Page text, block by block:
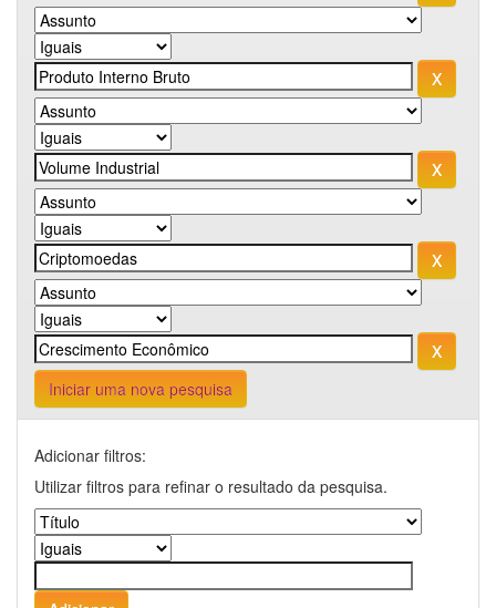
Iniciar uma nova pesquisa
Adicionar filtros:
Utilizar filtros para refinar o resultado da pesquisa.